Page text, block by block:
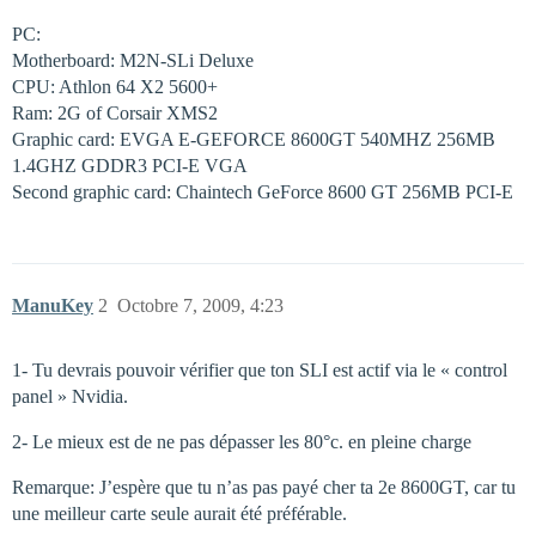
PC:
Motherboard: M2N-SLi Deluxe
CPU: Athlon 64 X2 5600+
Ram: 2G of Corsair XMS2
Graphic card: EVGA E-GEFORCE 8600GT 540MHZ 256MB
1.4GHZ GDDR3 PCI-E VGA
Second graphic card: Chaintech GeForce 8600 GT 256MB PCI-E
ManuKey Octobre 7, 2009, 4:23
2
1- Tu devrais pouvoir vérifier que ton SLI est actif via le « control
panel » Nvidia.
2- Le mieux est de ne pas dépasser les 80°c. en pleine charge
Remarque: J’espère que tu n’as pas payé cher ta 2e 8600GT, car tu
une meilleur carte seule aurait été préférable.